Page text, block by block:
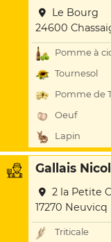
Le Bourg
24600
Pomme à
Tournesol
Pomme de
Oeuf
Lapin
Gallais
2 la Petite
17270 Neuvicq
Triticale